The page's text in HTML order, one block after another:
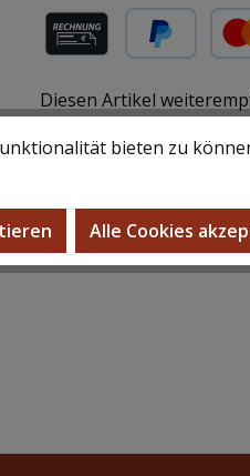
Diesen Artikel
bieten zu
Alle Cookies